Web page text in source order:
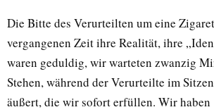
Die Bitte des Verurteilten um eine
vergangenen Zeit ihre Realität, ihre
waren geduldig, wir warteten zwanzig
Stehen, während der Verurteilte im
äußert, die wir sofort erfüllen. Wir